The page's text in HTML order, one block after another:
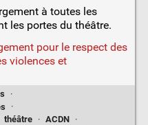
à toutes les
les portes du théâtre.
pour le respect des
violences et
·
·
théâtre · ACDN ·